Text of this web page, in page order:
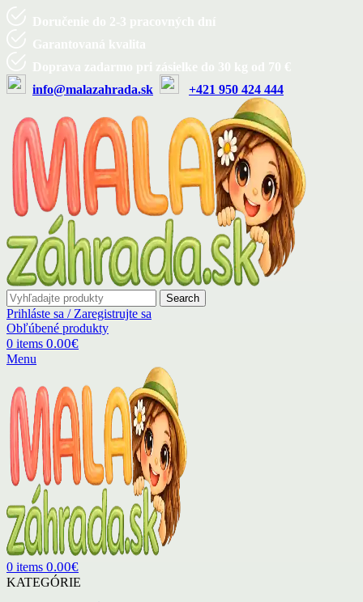
info@malazahrada.sk
+421 950 424 444
Search
Prihláste sa / Zaregistrujte sa
Obľúbené produkty
0 items 0.00€
Menu
0 items 0.00€
KATEGÓRIE